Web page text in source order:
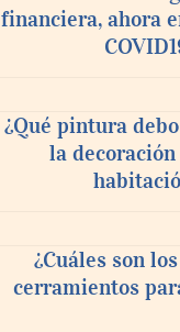
financiera, ahora
¿Qué pintura
la decoración
¿Cuáles son
cerramientos